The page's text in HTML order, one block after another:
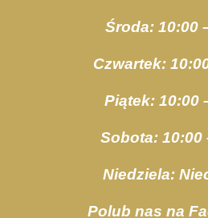
Środa: 10:00
Czwartek:
Piątek: 10:00
Sobota: 10:00
Niedziela:
Polub nas na